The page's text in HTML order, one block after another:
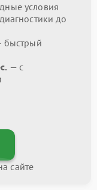
условия
до
быстрый
— с
сайте